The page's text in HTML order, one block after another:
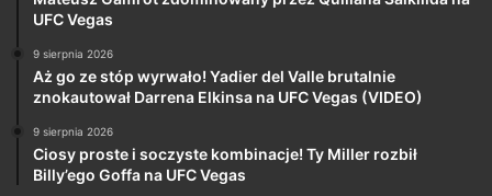
UFC Vegas
9 sierpnia 2026
Aż go ze stóp wyrwało! Yadier del Valle brutalnie
znokautował Darrena Elkinsa na UFC Vegas (VIDEO)
9 sierpnia 2026
Ciosy proste i soczyste kombinacje! Ty Miller rozbił
Billy’ego Goffa na UFC Vegas